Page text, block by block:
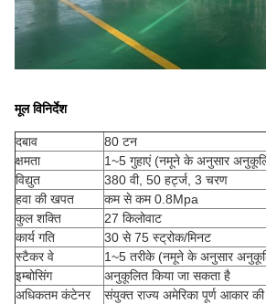
मूल विनिर्देश
दबाव
80 टन
क्षमता
1~5 गुहाएं (नमूने के अनुसार
विद्युत
380 वी, 50 हर्ट्ज, 3 चरण
हवा की खपत
कम से कम 0.8Mpa
कुल शक्ति
27 किलोवाट
कार्य गति
30 से 75 स्ट्रोक/मिनट
स्टैकर वे
1~5 तरीके (नमूने के अनुसार
इम्बोसिंग
अनुकूलित किया जा सकता है
अधिकतम कंटेनर
संयुक्त राज्य अमेरिका पूर्ण आकार